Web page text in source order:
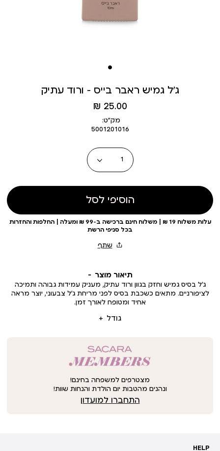
ג’ל גמיש ראבר בייס – ורוד עתיק
מחיר
מוצר
25.00 ₪
מק״ט:
5001201016
כמות
הוסיפי לסל
עלות משלוח 19 ₪ | משלוח חינם ברכישה ב-99 ₪ ומעלה | החלפות והחזרות
בכל סניפי הרשת
תיאור מוצר
גודל
ג’ל בסיס גמיש וחזק בגוון ורוד עתיק, מעניק עמידות גבוהה ותמיכה
לציפורניים. מתאים כשכבת בסיס לפני מריחת ג’ל צבעוני, יוצר מראה
אחיד ומטופח לאורך זמן.
מצטרפים למשפחה בחינם!
ונהנים מהטבות יום הולדת והנחות שוות!
התחברו למועדון
HELP
HELP